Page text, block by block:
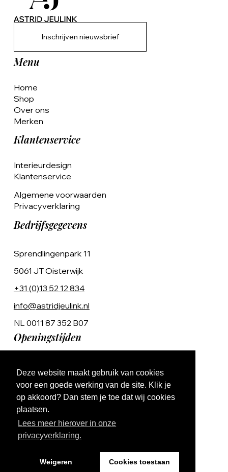
Deze website maakt gebruik van cookies
voor een goede werking van de site. Klik je
op akkoord? Dan stem je toe dat wij cookies
plaatsen.
Lees meer hierover in onze
privacyverklaring.
Weigeren Cookies toestaan
Inschrijven nieuwsbrief
Menu
Home
Shop
Over ons
Merken
Klantenservice
Interieurdesign
Klantenservice
Algemene voorwaarden
Privacyverklaring
Bedrijfsgegevens
Sprendlingenpark 11
5061 JT Oisterwijk
+31 (0)13 52 12 834
info@astridjeulink.nl
NL 0011 87 352 B07
Openingstijden
Ma t/m Vr 9:00 - 17:00
Website by The Cre8ion.Lab